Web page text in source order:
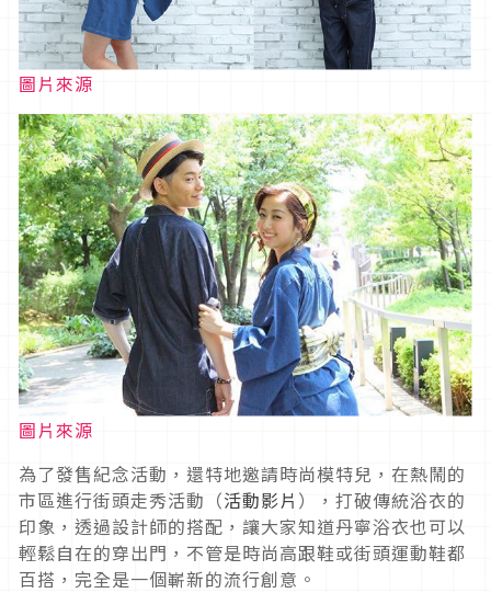
圖片來源
圖片來源
為了發售紀念活動，還特地邀請時尚模特兒，在熱鬧的
市區進行街頭走秀活動（活動影片 ），打破傳統浴衣的
印象，透過設計師的搭配，讓大家知道丹寧浴衣也可以
輕鬆自在的穿出門，不管是時尚高跟鞋或街頭運動鞋都
百搭，完全是一個嶄新的流行創意。